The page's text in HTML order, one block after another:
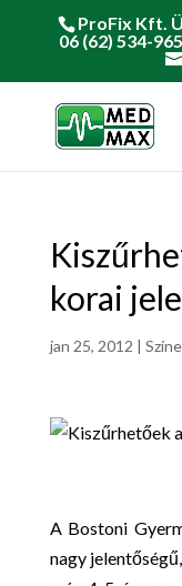
ProFix Kft.
06 (62) 534-
korai
jan 25, 2012 |
A Bostoni
nagy